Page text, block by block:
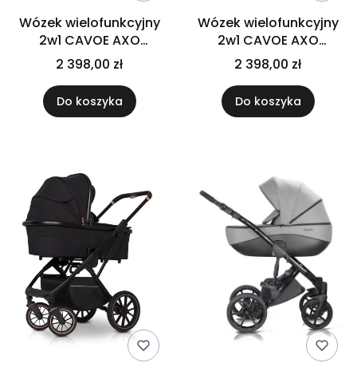
Wózek wielofunkcyjny
2w1 CAVOE AXO
Comfort | PLUM
2 398,00 zł
Do koszyka
Wózek wielofunkcyjny
2w1 CAVOE AXO
Comfort | SHADOW
2 398,00 zł
Do koszyka